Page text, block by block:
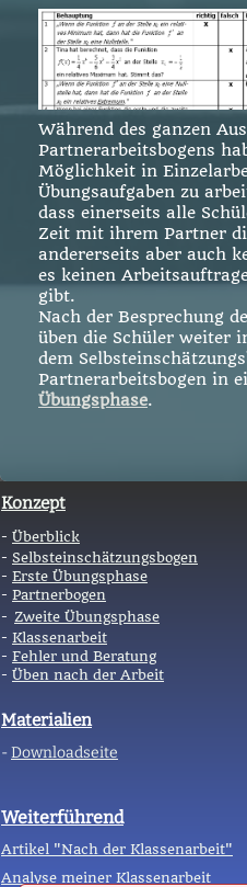
Während des ganzen
Partnerarbeitsbogens
Möglichkeit in
Übungsaufgaben zu
dass einerseits alle
Zeit mit ihrem Partner
andererseits aber auch
es keinen
gibt.
Nach der Besprechung
üben die Schüler weiter
dem
Partnerarbeitsbogen in
Übungsphase.
Konzept
- Überblick
- Selbsteinschätzungsbogen
- Erste Übungsphase
- Partnerbogen
- Zweite Übungsphase
- Klassenarbeit
- Fehler und Beratung
- Üben nach der Arbeit
Materialien
- Downloadseite
Weiterführend
Artikel "Nach der Klassenarbeit"
Analyse meiner Klassenarbeit